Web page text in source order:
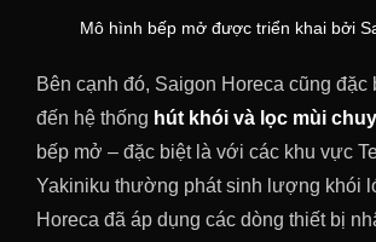
Mô hình bếp mở được triển khai bởi
Bên cạnh đó, Saigon Horeca cũng đặc
đến hệ thống hút khói và lọc mùi
bếp mở – đặc biệt là với các khu vực
Yakiniku thường phát sinh lượng khói
Horeca đã áp dụng các dòng thiết bị